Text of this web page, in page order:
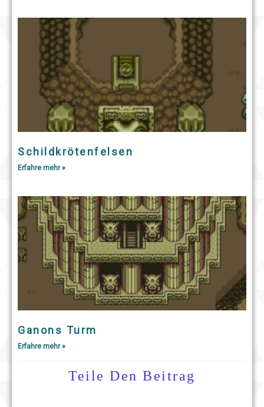
Schildkrötenfelsen
Erfahre mehr »
Ganons Turm
Erfahre mehr »
Teile Den Beitrag